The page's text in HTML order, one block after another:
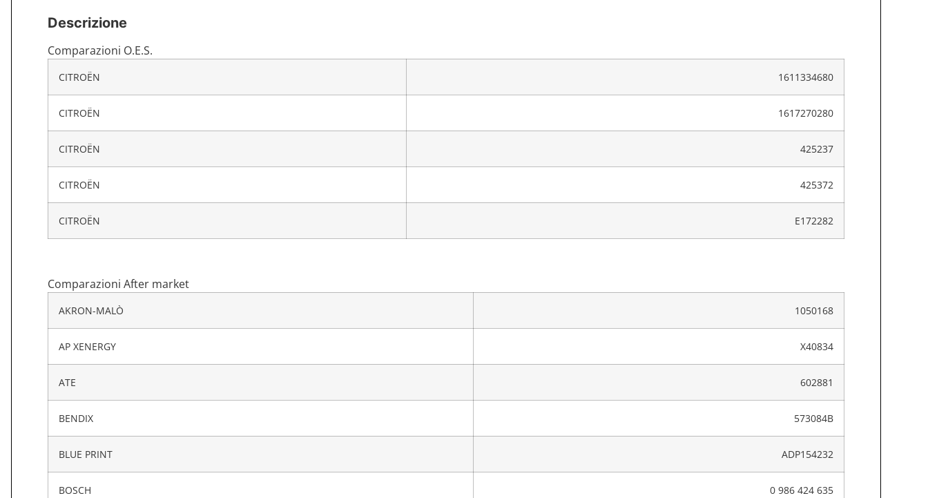
Descrizione
Comparazioni O.E.S.
CITROËN 1611334680
CITROËN 1617270280
CITROËN 425237
CITROËN 425372
CITROËN E172282
Comparazioni After market
AKRON-MALÒ 1050168
AP XENERGY X40834
ATE 602881
BENDIX 573084B
BLUE PRINT ADP154232
BOSCH 0 986 424 635